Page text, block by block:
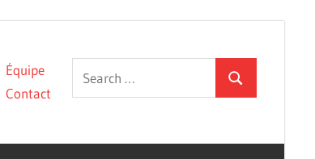
Search
for:
Search
Équipe
Contact